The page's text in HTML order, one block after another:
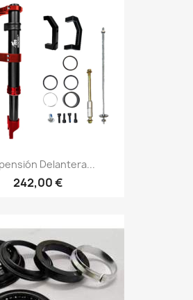
Delantera...
242,00 €